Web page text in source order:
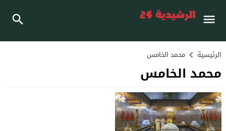
الرئيسية محمد الخامس
محمد الخامس